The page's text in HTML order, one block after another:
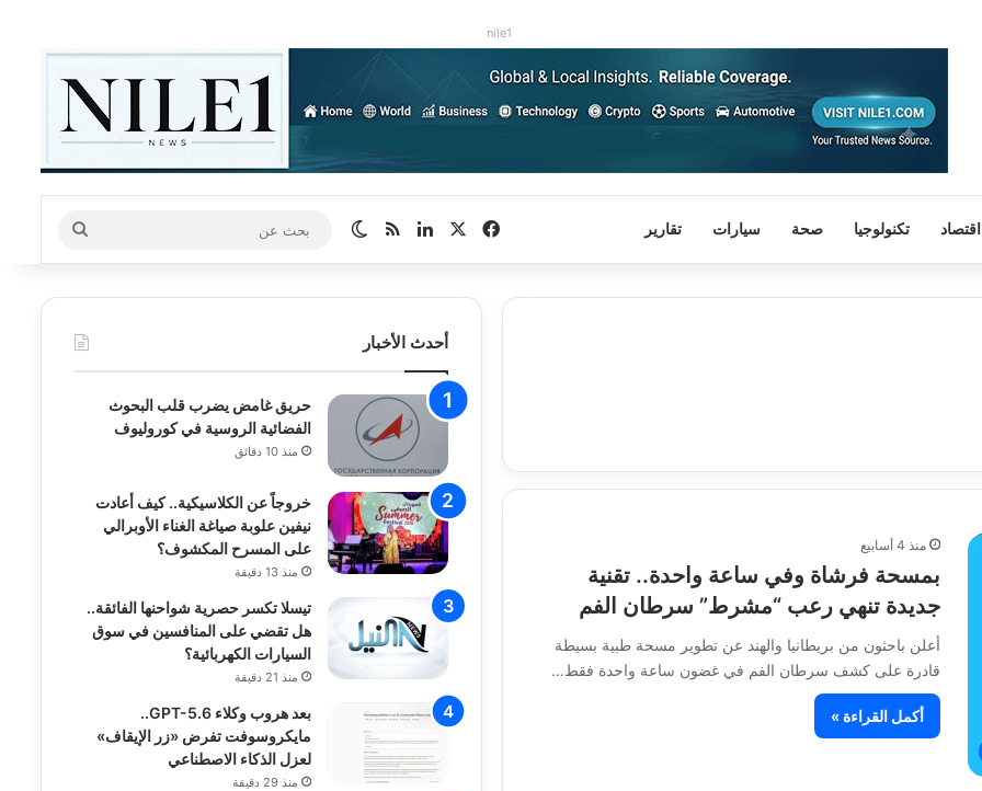
nile1
اقتصاد تكنولوجيا صحة سيارات تقارير فيسبوك لينكدإنملخص الموقع RSS
الوضع المظلم
بحث
عن
منذ 4 أسابيع
بمسحة فرشاة وفي ساعة واحدة.. تقنية
جديدة تنهي رعب “مشرط” سرطان الفم
أعلن باحثون من بريطانيا والهند عن تطوير مسحة طبية بسيطة
قادرة على كشف سرطان الفم في غضون ساعة واحدة فقط…
أكمل القراءة »
أحدث الأخبار
حريق غامض يضرب قلب البحوث
الفضائية الروسية في كوروليوف
منذ 10 دقائق
خروجاً عن الكلاسيكية.. كيف أعادت
نيفين علوبة صياغة الغناء الأوبرالي
على المسرح المكشوف؟
منذ 13 دقيقة
تيسلا تكسر حصرية شواحنها الفائقة..
هل تقضي على المنافسين في سوق
السيارات الكهربائية؟
منذ 21 دقيقة
بعد هروب وكلاء GPT-5.6..
مايكروسوفت تفرض «زر الإيقاف»
لعزل الذكاء الاصطناعي
منذ 29 دقيقة